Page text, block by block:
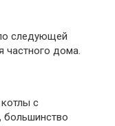
следующей
частного дома.
с
большинство